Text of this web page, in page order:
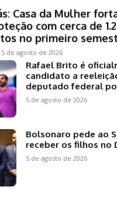
Casa da Mulher
com cerca de
no primeiro
5 de agosto de 2026
Rafael Brito é
candidato a
deputado federal
5 de agosto de 2026
Bolsonaro pede ao
receber os filhos no
5 de agosto de 2026